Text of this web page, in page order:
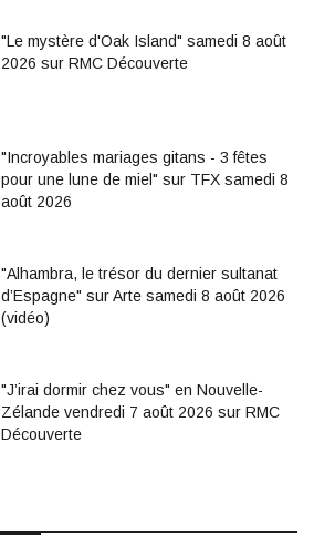
"Le mystère d'Oak Island" samedi 8 août
2026 sur RMC Découverte
"Incroyables mariages gitans - 3 fêtes
pour une lune de miel" sur TFX samedi 8
août 2026
"Alhambra, le trésor du dernier sultanat
d’Espagne" sur Arte samedi 8 août 2026
(vidéo)
"J’irai dormir chez vous" en Nouvelle-
Zélande vendredi 7 août 2026 sur RMC
Découverte